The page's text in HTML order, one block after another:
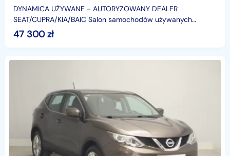
DYNAMICA UŻYWANE − AUTORYZOWANY DEALER
SEAT/CUPRA/KIA/BAIC Salon samochodów używanych
Dynamica Caroutlet posiada w swojej ofercie ponad 300
47 300zł